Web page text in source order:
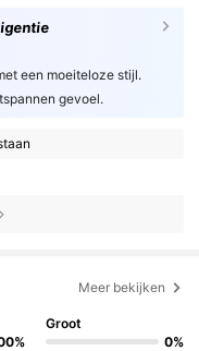
een moeiteloze stijl.
gevoel.
Meer bekijken
Groot
0%